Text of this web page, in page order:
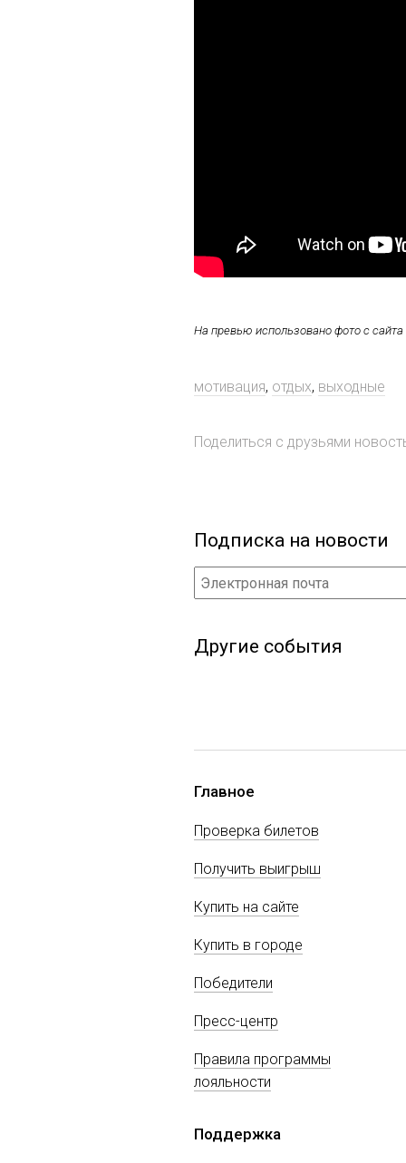
На превью использовано фото с сайта
мотивация, отдых, выходные
Поделиться с друзьями
Подписка на новости
Другие события
Главное
Проверка билетов
Получить выигрыш
Купить на сайте
Купить в городе
Победители
Пресс-центр
Правила программы
лояльности
Поддержка